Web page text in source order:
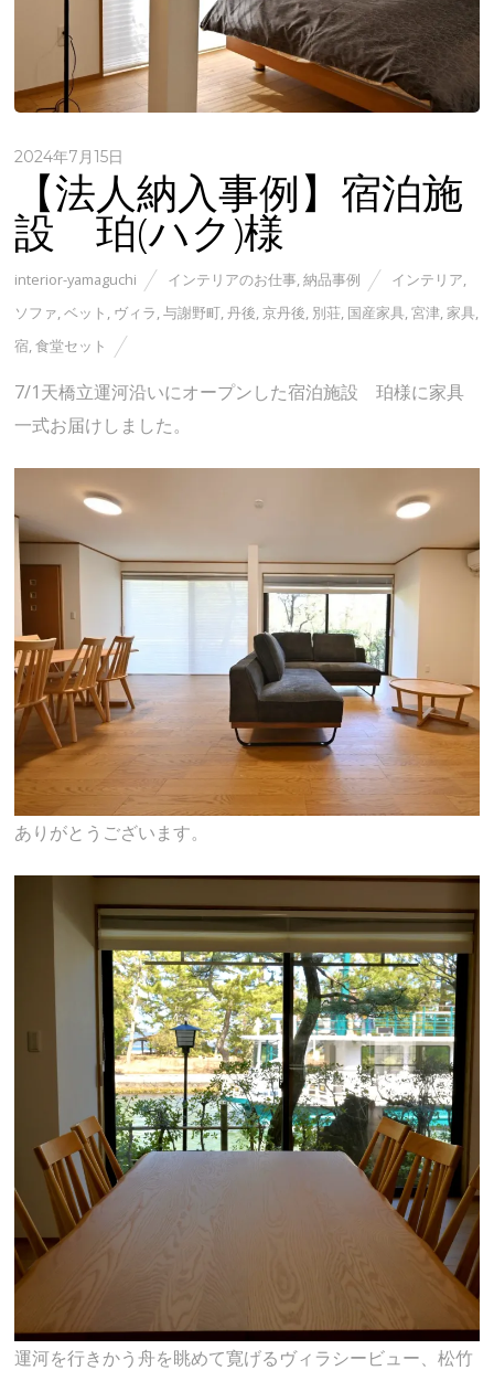
2024年7月15日
【法人納入事例】宿泊施
設 珀(ハク)様
interior-yamaguchi インテリアのお仕事 ,納品事例 インテリア
ソファ ,ベット ヴィラ ,与謝野町 ,丹後 ,京丹後 別荘 国産家具 ,宮津 ,家具
宿 ,食堂セット
7/1天橋立運河沿いにオープンした宿泊施設 珀様に家具
一式お届けしました。
ありがとうございます。
運河を行きかう舟を眺めて寛げるヴィラシービュー、松竹